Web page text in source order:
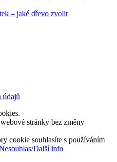
– jaké dřevo zvolit
údajů
stránky bez změny
cookie souhlasíte s používáním
Další info